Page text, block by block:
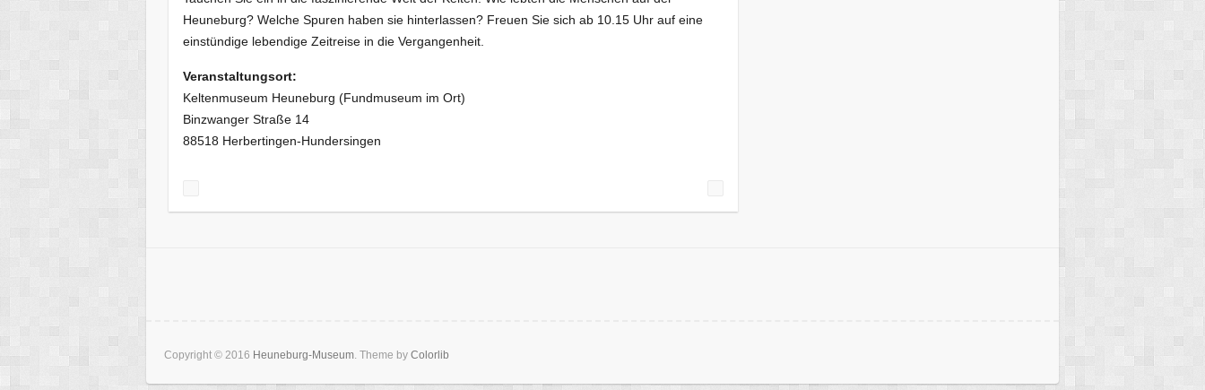
Heuneburg? Welche Spuren haben sie hinterlassen? Freuen Sie sich ab 10.15 Uhr auf eine
einstündige lebendige Zeitreise in die Vergangenheit.
Veranstaltungsort:
Keltenmuseum Heuneburg (Fundmuseum im Ort)
Binzwanger Straße 14
88518 Herbertingen-Hundersingen
Copyright © 2016 Heuneburg-Museum. Theme by Colorlib